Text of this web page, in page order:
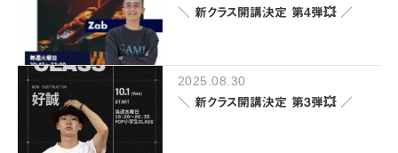
＼ 新クラス開講決定 第4弾💥 ／
2025.08.30
＼ 新クラス開講決定 第3弾💥 ／